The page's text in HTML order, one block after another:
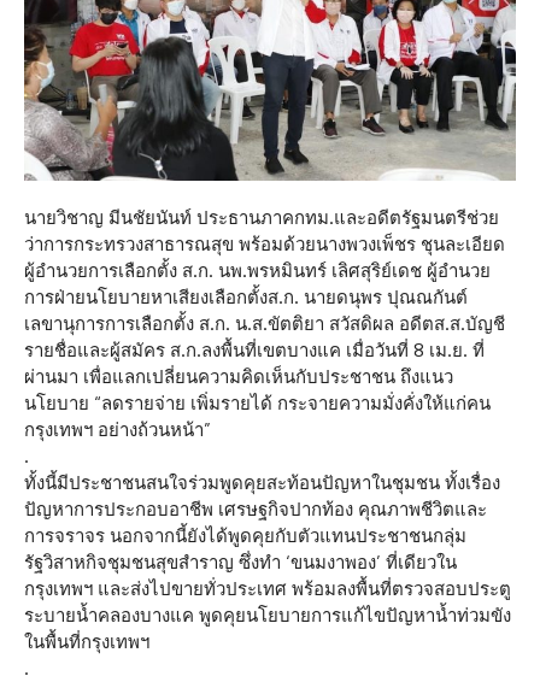
นายวิชาญ มีนชัยนันท์ ประธานภาคกทม.และอดีตรัฐมนตรีช่วย
ว่าการกระทรวงสาธารณสุข พร้อมด้วยนางพวงเพ็ชร ชุนละเอียด
ผู้อำนวยการเลือกตั้ง ส.ก. นพ.พรหมินทร์ เลิศสุริย์เดช ผู้อำนวย
การฝ่ายนโยบายหาเสียงเลือกตั้งส.ก. นายดนุพร ปุณณกันต์
เลขานุการการเลือกตั้ง ส.ก. น.ส.ขัตติยา สวัสดิผล อดีตส.ส.บัญชี
รายชื่อและผู้สมัคร ส.ก.ลงพื้นที่เขตบางแค เมื่อวันที่ 8 เม.ย. ที่
ผ่านมา เพื่อแลกเปลี่ยนความคิดเห็นกับประชาชน ถึงแนว
นโยบาย “ลดรายจ่าย เพิ่มรายได้ กระจายความมั่งคั่งให้แก่คน
กรุงเทพฯ อย่างถ้วนหน้า”
.
ทั้งนี้มีประชาชนสนใจร่วมพูดคุยสะท้อนปัญหาในชุมชน ทั้งเรื่อง
ปัญหาการประกอบอาชีพ เศรษฐกิจปากท้อง คุณภาพชีวิตและ
การจราจร นอกจากนี้ยังได้พูดคุยกับตัวแทนประชาชนกลุ่ม
รัฐวิสาหกิจชุมชนสุขสำราญ ซึ่งทำ ‘ขนมงาพอง’ ที่เดียวใน
กรุงเทพฯ และส่งไปขายทั่วประเทศ พร้อมลงพื้นที่ตรวจสอบประตู
ระบายน้ำคลองบางแค พูดคุยนโยบายการแก้ไขปัญหาน้ำท่วมขัง
ในพื้นที่กรุงเทพฯ
.